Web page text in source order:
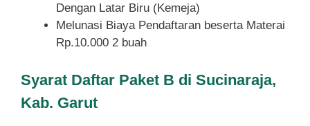
Dengan Latar Biru (Kemeja)
Melunasi Biaya Pendaftaran beserta Materai
Rp.10.000 2 buah
Syarat Daftar Paket B di Sucinaraja,
Kab. Garut